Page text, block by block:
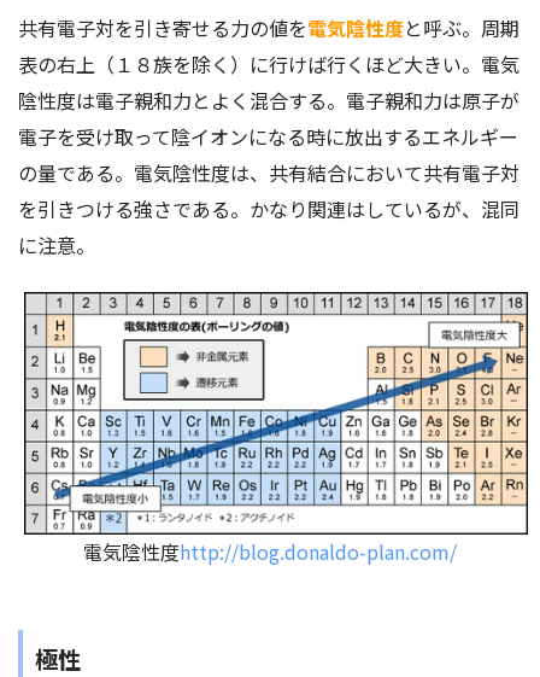
共有電子対を引き寄せる力の値を電気陰性度と呼ぶ。周期
表の右上（１８族を除く）に行けば行くほど大きい。電気
陰性度は電子親和力とよく混合する。電子親和力は原子が
電子を受け取って陰イオンになる時に放出するエネルギー
の量である。電気陰性度は、共有結合において共有電子対
を引きつける強さである。かなり関連はしているが、混同
に注意。
電気陰性度http://blog.donaldo-plan.com/
極性